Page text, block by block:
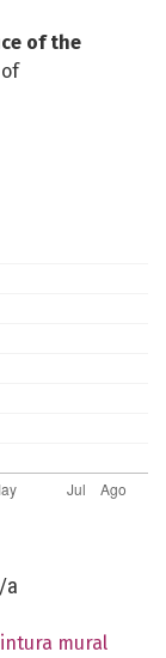
of the
a
mural